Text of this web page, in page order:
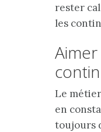
rester
les
Le
en
toujours